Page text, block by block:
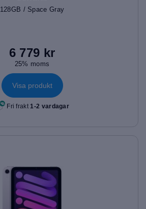
128GB / Space Gray
6 779 kr
25% moms
Visa produkt
Fri frakt1-2 vardagar